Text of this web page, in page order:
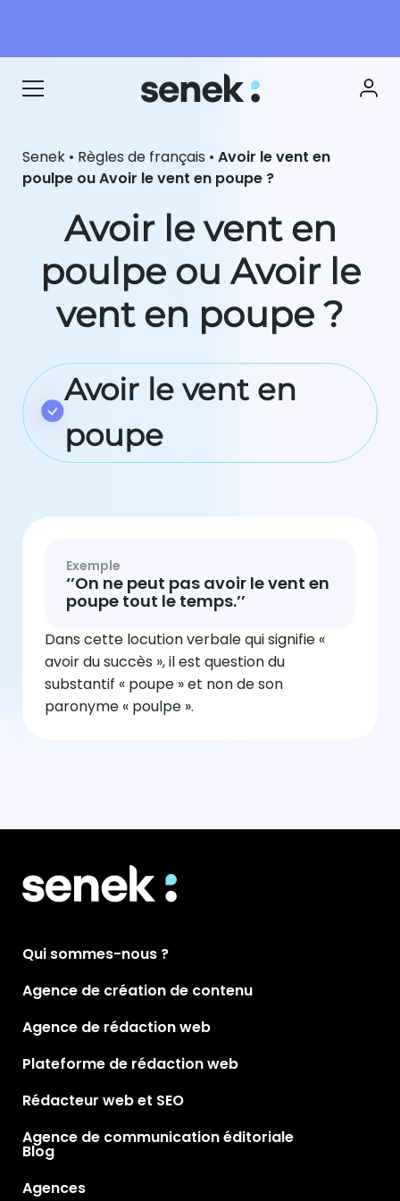
Senek • Règles de français • Avoir le vent en
poulpe ou Avoir le vent en poupe ?
Avoir le vent en
poulpe ou Avoir le
vent en poupe ?
Avoir le vent en
poupe
Exemple
‘’On ne peut pas avoir le vent en
poupe tout le temps.’’
Dans cette locution verbale qui signifie «
avoir du succès », il est question du
substantif « poupe » et non de son
paronyme « poulpe ».
Qui sommes-nous ?
Agence de création de contenu
Agence de rédaction web
Plateforme de rédaction web
Rédacteur web et SEO
Agence de communication éditoriale
Blog
Agences